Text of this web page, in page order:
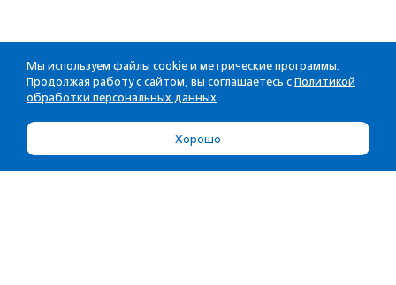
Мы используем файлы cookie и метрические программы.
Продолжая работу с сайтом, вы соглашаетесь с Политикой
обработки персональных данных
Хорошо